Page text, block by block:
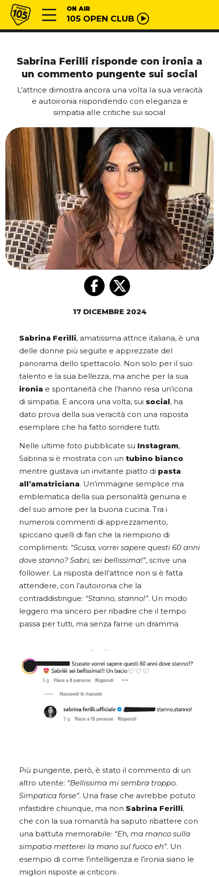
Vai al contenuto
Radio 105 ON AIR
105 OPEN CLUB
Sabrina Ferilli risponde con ironia a
un commento pungente sui social
L’attrice dimostra ancora una volta la sua veracità
e autoironia rispondendo con eleganza e
simpatia alle critiche sui social
17 DICEMBRE 2024
Sabrina Ferilli, amatissima attrice italiana, è una
delle donne più seguite e apprezzate del
panorama dello spettacolo. Non solo per il suo
talento e la sua bellezza, ma anche per la sua
ironia e spontaneità che l’hanno resa un’icona
di simpatia. E ancora una volta, sui social , ha
dato prova della sua veracità con una risposta
esemplare che ha fatto sorridere tutti.
Nelle ultime foto pubblicate su Instagram,
Sabrina si è mostrata con un tubino bianco
mentre gustava un invitante piatto di pasta
all’amatriciana. Un’immagine semplice ma
emblematica della sua personalità genuina e
del suo amore per la buona cucina. Tra i
numerosi commenti di apprezzamento,
spiccano quelli di fan che la riempiono di
complimenti: “Scusa, vorrei sapere questi 60 anni
dove stanno? Sabri, sei bellissima!”, scrive una
follower. La risposta dell’attrice non si è fatta
attendere, con l’autoironia che la
contraddistingue: “Stanno, stanno!”. Un modo
leggero ma sincero per ribadire che il tempo
passa per tutti, ma senza farne un dramma.
Più pungente, però, è stato il commento di un
altro utente: “Bellissima mi sembra troppo.
Simpatica forse”. Una frase che avrebbe potuto
infastidire chiunque, ma non Sabrina Ferilli,
che con la sua romanità ha saputo ribattere con
una battuta memorabile: “Eh, ma manco sulla
simpatia metterei la mano sul fuoco eh”. Un
esempio di come l’intelligenza e l’ironia siano le
migliori risposte ai criticoni.